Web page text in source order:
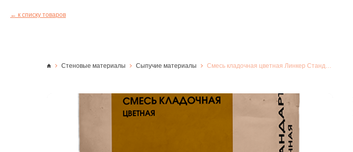
к списку товаров
Стеновые материалы Сыпучие материалы Смесь кладочная цветная Линкер Стандарт кремово-бежевый, 50 кг